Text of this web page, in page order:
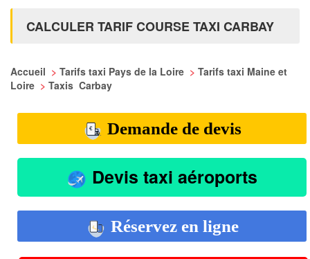
CALCULER TARIF COURSE TAXI CARBAY
Accueil > Tarifs taxi Pays de la Loire > Tarifs taxi Maine et
Loire > Taxis Carbay
Demande de devis
Devis taxi aéroports
Réservez en ligne